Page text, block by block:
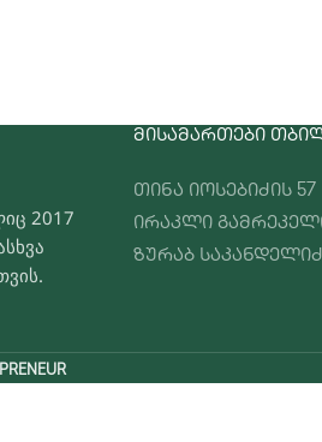
2017
ᲛᲘᲡᲐᲛᲐᲠᲗᲔᲑᲘ
თინა იოსებიძის 57
ირაკლი
ზურაბ